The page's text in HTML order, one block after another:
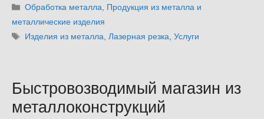
Рубрики
Обработка металла
Продукция из металла и
металлические изделия
Метки
Изделия из металла Лазерная резка ,Услуги
Быстровозводимый магазин из
металлоконструкций